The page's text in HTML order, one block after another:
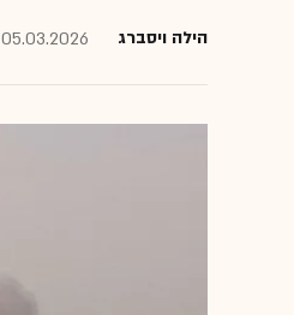
הילה ויסברג 05.03.2026